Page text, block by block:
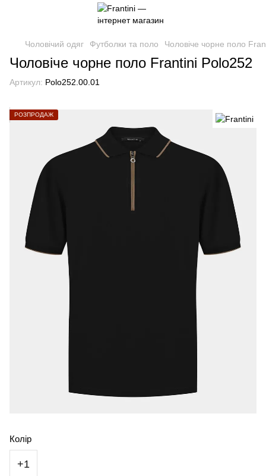
Чоловічий одяг Футболки та поло Чоловіче чорне поло
Чоловіче чорне поло Frantini Polo252
Артикул: Polo252.00.01
РОЗПРОДАЖ
Колір
+1